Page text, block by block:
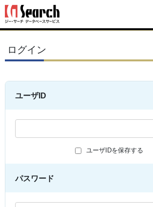
ログイン
ユーザID
ユーザIDを保存する
パスワード